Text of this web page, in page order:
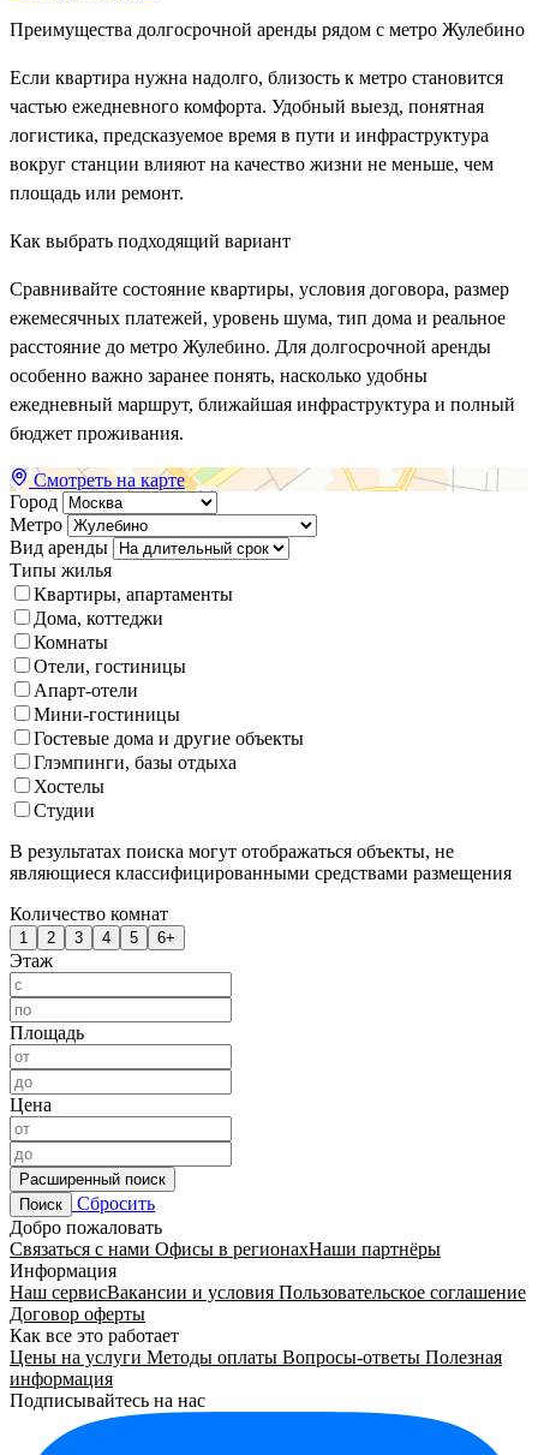
Преимущества долгосрочной аренды рядом с метро Жулебино
Если квартира нужна надолго, близость к метро становится
частью ежедневного комфорта. Удобный выезд, понятная
логистика, предсказуемое время в пути и инфраструктура
вокруг станции влияют на качество жизни не меньше, чем
площадь или ремонт.
Как выбрать подходящий вариант
Сравнивайте состояние квартиры, условия договора, размер
ежемесячных платежей, уровень шума, тип дома и реальное
расстояние до метро Жулебино. Для долгосрочной аренды
особенно важно заранее понять, насколько удобны
ежедневный маршрут, ближайшая инфраструктура и полный
бюджет проживания.
Смотреть на карте
Город
Метро
Вид аренды
Типы жилья
Квартиры, апартаменты
Дома, коттеджи
Комнаты
Отели, гостиницы
Апарт-отели
Мини-гостиницы
Гостевые дома и другие объекты
Глэмпинги, базы отдыха
Хостелы
Студии
В результатах поиска могут отображаться объекты, не
являющиеся классифицированными средствами размещения
Количество комнат
1 2 3 4 5 6+
Этаж
Площадь
Цена
Расширенный поиск
Поиск
Сбросить
Добро пожаловать
Связаться с нами Офисы в регионахНаши партнёры
Информация
Наш сервисВакансии и условия Пользовательское соглашение
Договор оферты
Как все это работает
Цены на услуги Методы оплаты Вопросы-ответы Полезная
информация
Подписывайтесь на нас